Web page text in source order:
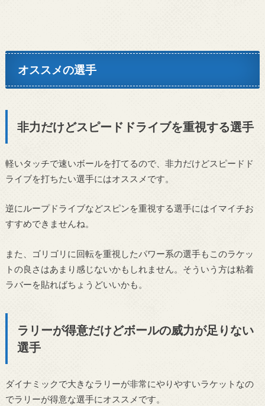
オススメの選手
非力だけどスピードドライブを重視する選手
軽いタッチで速いボールを打てるので、非力だけどスピードド
ライブを打ちたい選手にはオススメです。
逆にループドライブなどスピンを重視する選手にはイマイチお
すすめできませんね。
また、ゴリゴリに回転を重視したパワー系の選手もこのラケッ
トの良さはあまり感じないかもしれません。そういう方は粘着
ラバーを貼ればちょうどいいかも。
ラリーが得意だけどボールの威力が足りない
選手
ダイナミックで大きなラリーが非常にやりやすいラケットなの
でラリーが得意な選手にオススメです。